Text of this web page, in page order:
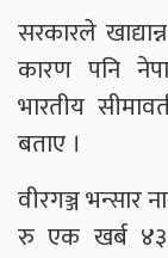
सरकारले
कारण पनि
भारतीय
बताए ।
वीरगञ्ज भन्सार
रु एक खर्ब ४३